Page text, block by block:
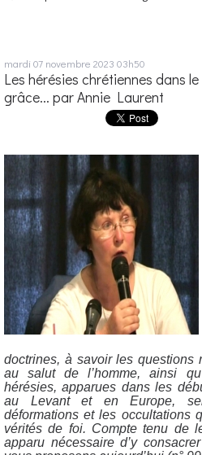
mardi 07 novembre 2023 03h50
Les hérésies chrétiennes dans
grâce... par Annie Laurent
doctrines, à savoir les questions
au salut de l’homme, ainsi
hérésies, apparues dans les
au Levant et en Europe,
déformations et les occultations
vérités de foi. Compte tenu de
apparu nécessaire d’y